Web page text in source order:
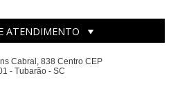
ATENDIMENTO
Cabral, 838 Centro CEP
- Tubarão - SC